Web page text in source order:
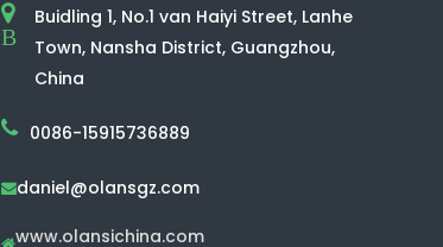
B
Buidling 1, No.1 van Haiyi Street, Lanhe
Town, Nansha District, Guangzhou,
China
0086-15915736889
daniel@olansgz.com
www.olansichina.com